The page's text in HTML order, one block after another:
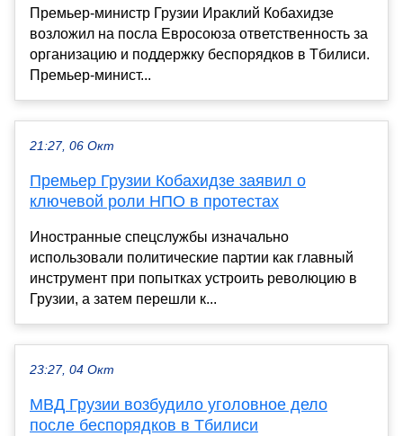
Премьер-министр Грузии Ираклий Кобахидзе
возложил на посла Евросоюза ответственность за
организацию и поддержку беспорядков в Тбилиси.
Премьер-минист...
21:27, 06 Окт
Премьер Грузии Кобахидзе заявил о
ключевой роли НПО в протестах
Иностранные спецслужбы изначально
использовали политические партии как главный
инструмент при попытках устроить революцию в
Грузии, а затем перешли к...
23:27, 04 Окт
МВД Грузии возбудило уголовное дело
после беспорядков в Тбилиси